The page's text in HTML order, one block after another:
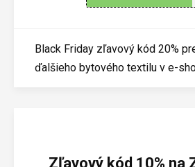
Black Friday zľavový kód 20%
ďalšieho bytového textilu v e-
Zľavový kód 10% na